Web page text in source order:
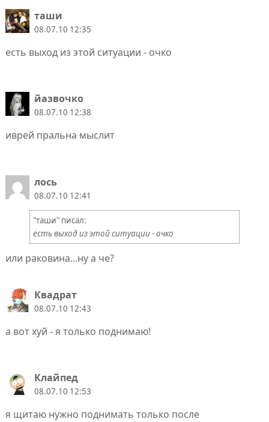
таши
08.07.10 12:35
есть выход из этой ситуации - очко
йазвочко
08.07.10 12:38
иврей пральна мыслит
лось
08.07.10 12:41
"таши" писал:
есть выход из этой ситуации - очко
или раковина...ну а че?
Квадрат
08.07.10 12:43
а вот хуй - я только поднимаю!
Клaйпед
08.07.10 12:53
я щитаю нужно поднимать только после